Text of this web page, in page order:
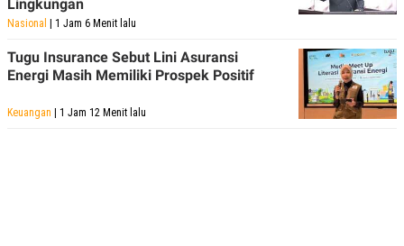
Lingkungan
Nasional | 1 Jam 6 Menit lalu
Tugu Insurance Sebut Lini Asuransi
Energi Masih Memiliki Prospek Positif
Keuangan | 1 Jam 12 Menit lalu